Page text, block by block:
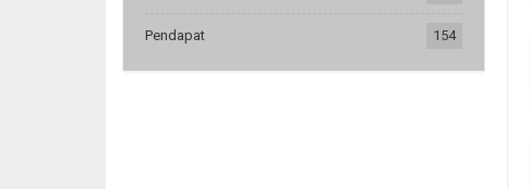
Pendapat 154